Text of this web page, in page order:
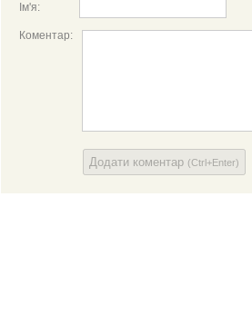
Ім'я:
Коментар:
Додати коментар (Ctrl+Enter)